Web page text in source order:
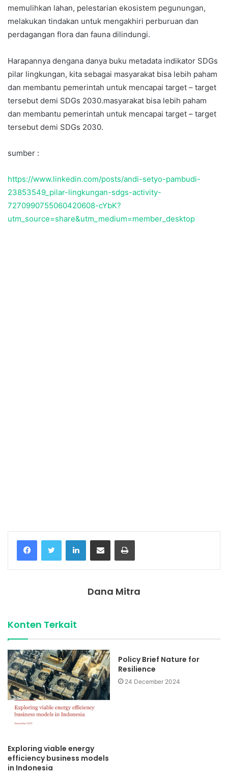
memulihkan lahan, pelestarian ekosistem pegunungan,
melakukan tindakan untuk mengakhiri perburuan dan
perdagangan flora dan fauna dilindungi.
Harapannya dengana danya buku metadata indikator SDGs
pilar lingkungan, kita sebagai masyarakat bisa lebih paham
dan membantu pemerintah untuk mencapai target – target
tersebut demi SDGs 2030.masyarakat bisa lebih paham
dan membantu pemerintah untuk mencapai target – target
tersebut demi SDGs 2030.
sumber :
https://www.linkedin.com/posts/andi-setyo-pambudi-
23853549_pilar-lingkungan-sdgs-activity-
7270990755060420608-cYbK?
utm_source=share&utm_medium=member_desktop
FacebookTwitter LinkedInShare via Email Print
Dana Mitra
Konten Terkait
Exploring viable energy
efficiency business models
in Indonesia
Policy Brief Nature for
Resilience
24 December 2024